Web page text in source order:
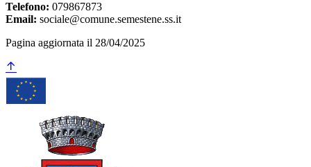
Telefono: 079867873
Email: sociale@comune.semestene.ss.it
Pagina aggiornata il 28/04/2025